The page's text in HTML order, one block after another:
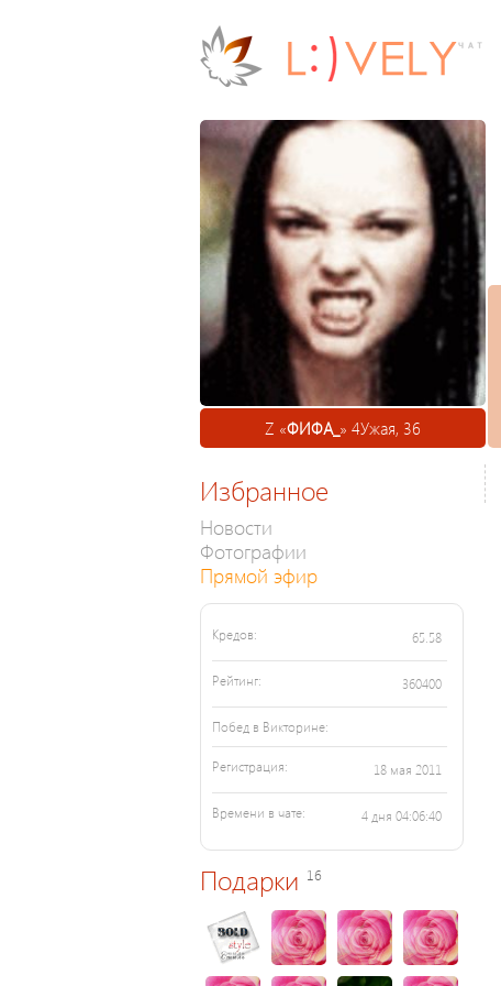
Z «ФИФА_ » 4Ужая, 36
Избранное
Новости
Фотографии
Прямой эфир
Кредов: 65.58
Рейтинг: 360400
Побед в Викторине:
Регистрация: 18 мая 2011
Времени в чате: 4 дня 04:06:40
Подарки 16